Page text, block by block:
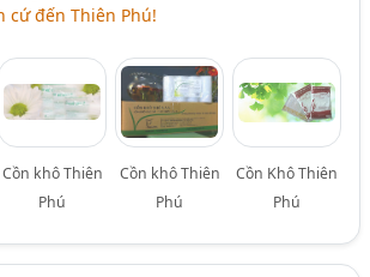
cứ đến Thiên Phú!
Cồn khô Thiên
Phú
Cồn khô Thiên
Phú
Cồn Khô Thiên
Phú